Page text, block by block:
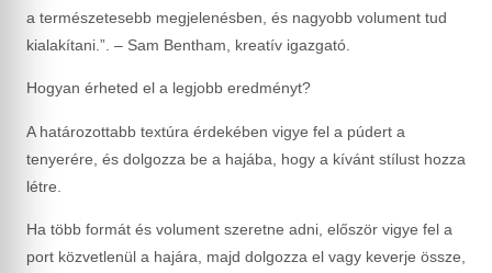
a természetesebb megjelenésben, és nagyobb volument tud
kialakítani.”. – Sam Bentham, kreatív igazgató.
Hogyan érheted el a legjobb eredményt?
A határozottabb textúra érdekében vigye fel a púdert a
tenyerére, és dolgozza be a hajába, hogy a kívánt stílust hozza
létre.
Ha több formát és volument szeretne adni, először vigye fel a
port közvetlenül a hajára, majd dolgozza el vagy keverje össze,